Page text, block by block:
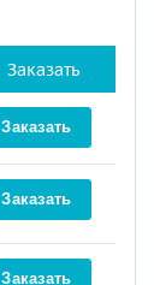
Заказать
Заказать
Заказать
Заказать